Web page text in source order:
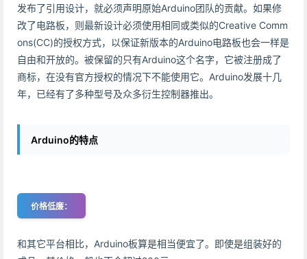
发布了引用设计，就必须声明原始Arduino团队的贡献。如果修
改了电路板，则最新设计必须使用相同或类似的Creative Comm
ons(CC)的授权方式，以保证新版本的Arduino电路板也会一样是
自由和开放的。被保留的只有Arduino这个名字，它被注册成了
商标，在没有官方授权的情况下不能使用它。Arduino发展十几
年，已经有了多种型号及众多衍生控制器推出。
Arduino的特点
价格低廉：
和其它平台相比，Arduino板算是相当便宜了。即使是组装好的